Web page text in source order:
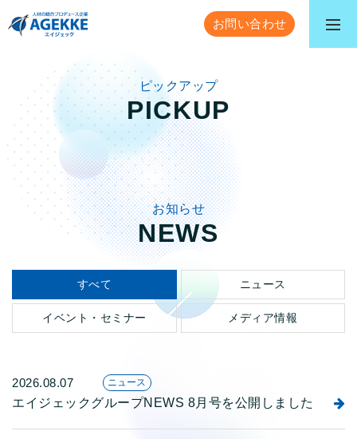
お問い合わせ
ピックアップ
PICKUP
お知らせ
NEWS
すべて ニュース
イベント・セミナー メディア情報
2026.08.07 ニュース
エイジェックグループNEWS 8月号を公開しました